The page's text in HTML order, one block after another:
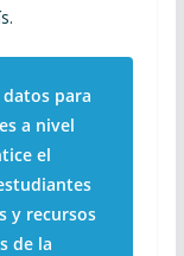
datos para
a nivel
el
y recursos
de la